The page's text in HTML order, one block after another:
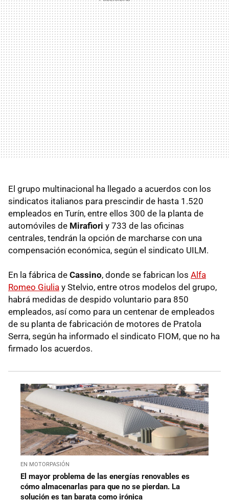
El grupo multinacional ha llegado a acuerdos con los
sindicatos italianos para prescindir de hasta 1.520
empleados en Turín, entre ellos 300 de la planta de
automóviles de Mirafiori y 733 de las oficinas
centrales, tendrán la opción de marcharse con una
compensación económica, según el sindicato UILM.
En la fábrica de Cassino, donde se fabrican los Alfa
Romeo Giulia y Stelvio, entre otros modelos del grupo,
habrá medidas de despido voluntario para 850
empleados, así como para un centenar de empleados
de su planta de fabricación de motores de Pratola
Serra, según ha informado el sindicato FIOM, que no ha
firmado los acuerdos.
EN MOTORPASIÓN
El mayor problema de las energías renovables es
cómo almacenarlas para que no se pierdan. La
solución es tan barata como irónica